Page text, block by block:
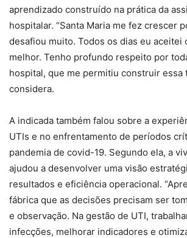
aprendizado construído na prática da
hospitalar. “Santa Maria me fez crescer
desafiou muito. Todos os dias eu aceitei
melhor. Tenho profundo respeito por
hospital, que me permitiu construir essa
considera.
A indicada também falou sobre a
UTIs e no enfrentamento de períodos
pandemia de covid-19. Segundo ela, a
ajudou a desenvolver uma visão
resultados e eficiência operacional.
fábrica que as decisões precisam ser
e observação. Na gestão de UTI,
infecções, melhorar indicadores e